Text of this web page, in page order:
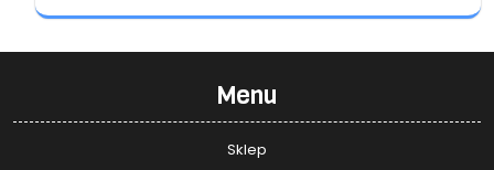
Menu
Sklep